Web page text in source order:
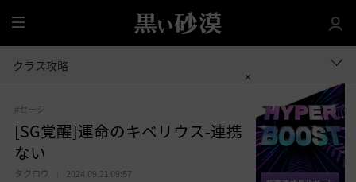
全
体
クラス攻略
#セージ
[SG覚醒]運命のキベリウス-連携 クリアでき
ない
タクロウ
2024.09.21 09:57